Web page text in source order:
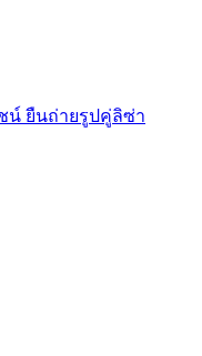
น์ ยืนถ่ายรูปคู่ลิซ่า